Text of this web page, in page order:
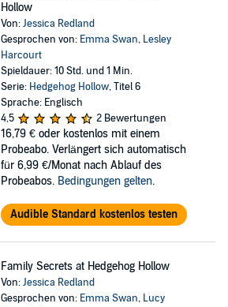
Hollow
Von:Jessica Redland
Gesprochen von: Emma Swan, Lesley
Harcourt
Spieldauer: 10 Std. und 1 Min.
Serie: Hedgehog Hollow, Titel 6
Sprache: Englisch
4,5
2 Bewertungen
16,79 € oder kostenlos mit einem
Probeabo. Verlängert sich automatisch
für 6,99 €/Monat nach Ablauf des
Probeabos. Bedingungen gelten.
Audible Standard kostenlos testen
Family Secrets at Hedgehog Hollow
Von:Jessica Redland
Gesprochen von: Emma Swan, Lucy